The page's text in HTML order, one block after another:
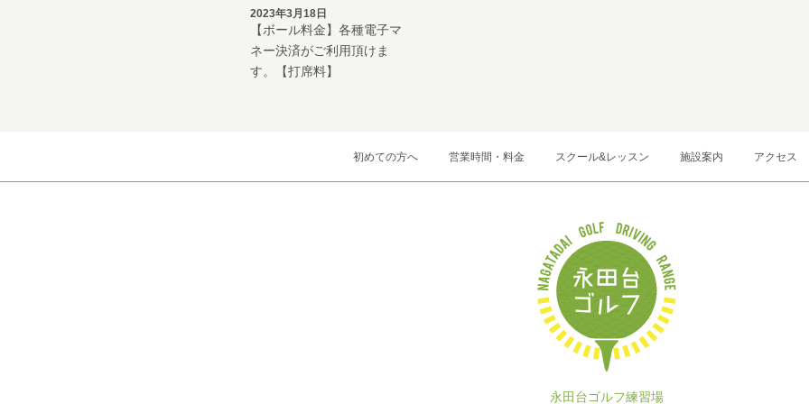
2023年3月18日
【ボール料金】各種電子マ
ネー決済がご利用頂けま
す。【打席料】
初めての方へ 営業時間・料金 スクール&レッスン 施設案内 アクセス
永田台ゴルフ練習場